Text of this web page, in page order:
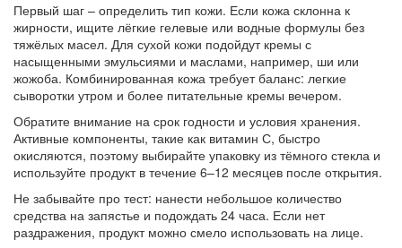
Первый шаг – определить тип кожи. Если кожа склонна к
жирности, ищите лёгкие гелевые или водные формулы без
тяжёлых масел. Для сухой кожи подойдут кремы с
насыщенными эмульсиями и маслами, например, ши или
жожоба. Комбинированная кожа требует баланс: легкие
сыворотки утром и более питательные кремы вечером.
Обратите внимание на срок годности и условия хранения.
Активные компоненты, такие как витамин С, быстро
окисляются, поэтому выбирайте упаковку из тёмного стекла и
используйте продукт в течение 6–12 месяцев после открытия.
Не забывайте про тест: нанести небольшое количество
средства на запястье и подождать 24 часа. Если нет
раздражения, продукт можно смело использовать на лице.